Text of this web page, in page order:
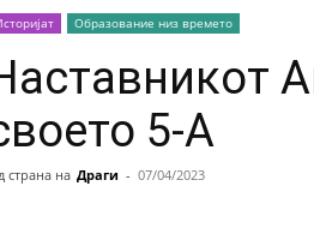
Образование низ времето
5-А
страна на Драги - 07/04/2023